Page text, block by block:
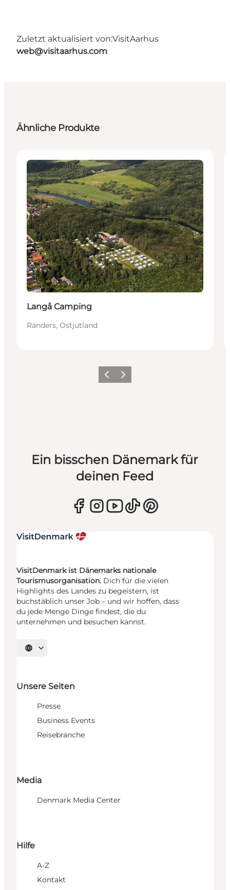
Zuletzt aktualisiert von:VisitAarhus
web@visitaarhus.com
Ähnliche Produkte
Unterkünfte
Langå Camping
Randers, Ostjütland
ZurückWeiter
Ein bisschen Dänemark für
deinen Feed
VisitDenmark ist Dänemarks nationale
Tourismusorganisation. Dich für die vielen
Highlights des Landes zu begeistern, ist
buchstäblich unser Job – und wir hoffen, dass
du jede Menge Dinge findest, die du
unternehmen und besuchen kannst.
Sprache auswählen
Unsere Seiten
Presse
Business Events
Reisebranche
Media
Denmark Media Center
Hilfe
A-Z
Kontakt